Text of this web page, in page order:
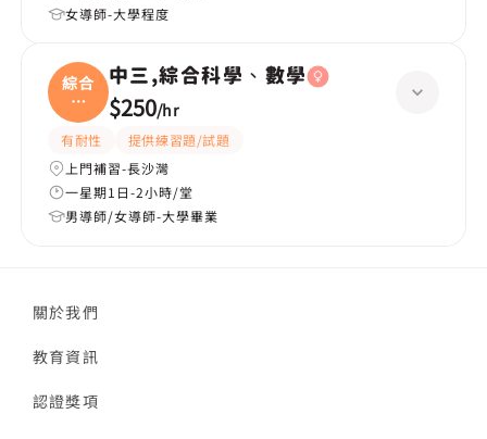
女導師-大學程度
綜合
科
學、
中三,綜合科學、數學
$250/hr
有耐性
提供練習題/試題
上門補習-長沙灣
一星期1日-2小時/堂
男導師/女導師-大學畢業
關於我們
教育資訊
認證獎項